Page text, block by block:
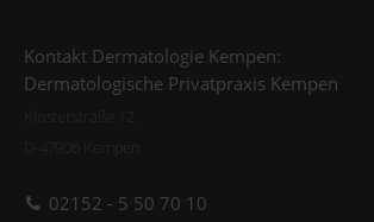
Kontakt Dermatologie Kempen:
Dermatologische Privatpraxis Kempen
02152 - 5 50 70 10